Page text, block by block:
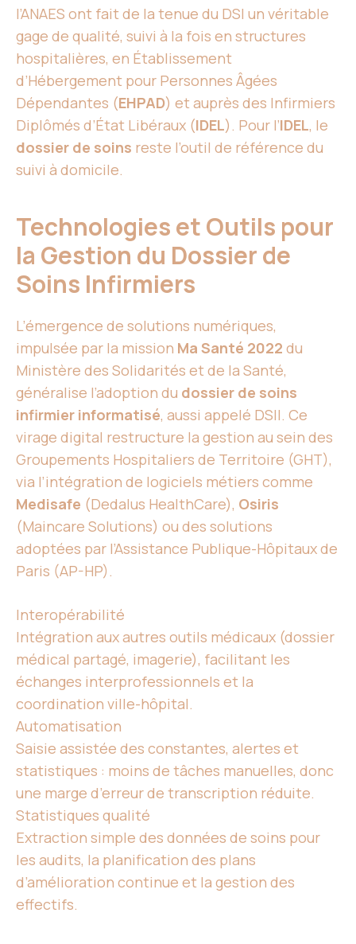
l’ANAES ont fait de la tenue du DSI un véritable
gage de qualité, suivi à la fois en structures
hospitalières, en Établissement
d’Hébergement pour Personnes Âgées
Dépendantes (EHPAD) et auprès des Infirmiers
Diplômés d’État Libéraux (IDEL). Pour l’IDEL, le
dossier de soins reste l’outil de référence du
suivi à domicile.
Technologies et Outils pour
la Gestion du Dossier de
Soins Infirmiers
L’émergence de solutions numériques,
impulsée par la mission Ma Santé 2022 du
Ministère des Solidarités et de la Santé,
généralise l’adoption du dossier de soins
infirmier informatisé, aussi appelé DSII. Ce
virage digital restructure la gestion au sein des
Groupements Hospitaliers de Territoire (GHT),
via l’intégration de logiciels métiers comme
Medisafe (Dedalus HealthCare), Osiris
(Maincare Solutions) ou des solutions
adoptées par l’Assistance Publique-Hôpitaux de
Paris (AP-HP).
Interopérabilité
Intégration aux autres outils médicaux (dossier
médical partagé, imagerie), facilitant les
échanges interprofessionnels et la
coordination ville-hôpital.
Automatisation
Saisie assistée des constantes, alertes et
statistiques : moins de tâches manuelles, donc
une marge d’erreur de transcription réduite.
Statistiques qualité
Extraction simple des données de soins pour
les audits, la planification des plans
d’amélioration continue et la gestion des
effectifs.